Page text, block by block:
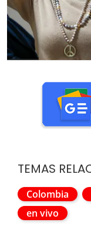
TEMAS
Colombia
en vivo